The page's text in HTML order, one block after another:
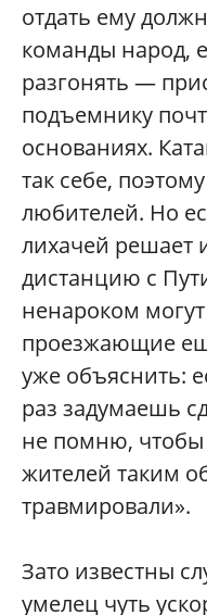
отдать ему
команды народ,
разгонять —
подъемнику
основаниях.
так себе,
любителей. Но
лихачей решает
дистанцию с
ненароком могут
проезжающие
уже объяснить:
раз задумаешь
не помню, чтобы
жителей таким
травмировали».
Зато известны
умелец чуть